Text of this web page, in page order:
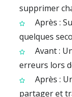
supprimer
Après :
quelques
Avant :
erreurs lors
Après :
partager et